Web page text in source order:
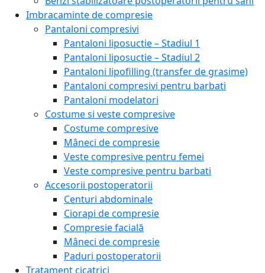
Imbracaminte de compresie
Pantaloni compresivi
Pantaloni liposuctie – Stadiul 1
Pantaloni liposuctie – Stadiul 2
Pantaloni lipofilling (transfer de grasime)
Pantaloni compresivi pentru barbati
Pantaloni modelatori
Costume si veste compresive
Costume compresive
Mâneci de compresie
Veste compresive pentru femei
Veste compresive pentru barbati
Accesorii postoperatorii
Centuri abdominale
Ciorapi de compresie
Compresie facială
Mâneci de compresie
Paduri postoperatorii
Tratament cicatrici